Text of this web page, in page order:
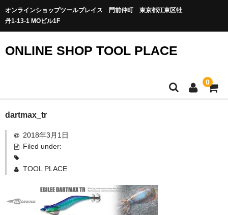
オンラインショップツールプレイス 門前仲町 東京都江東区牡
丹1-13-1 MOビル1F
ONLINE SHOP TOOL PLACE
0
dartmax_tr
2018年3月1日
Filed under:
TOOL PLACE